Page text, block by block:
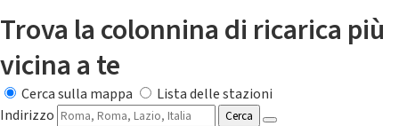
Trova la colonnina di ricarica più
vicina a te
Cerca sulla mappa
Lista delle stazioni
Indirizzo
Cerca